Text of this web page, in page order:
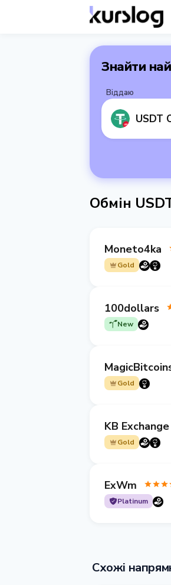
Знайти
Віддаю
USDT
Обмін
Moneto4ka
Gold
100dollars
New
Gold
KB Exchange
Gold
ExWm
Platinum
Схожі